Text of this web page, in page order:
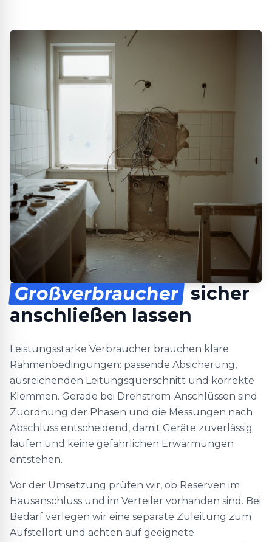
Großverbraucher sicher
anschließen lassen
Leistungsstarke Verbraucher brauchen klare
Rahmenbedingungen: passende Absicherung,
ausreichenden Leitungsquerschnitt und korrekte
Klemmen. Gerade bei Drehstrom-Anschlüssen sind
Zuordnung der Phasen und die Messungen nach
Abschluss entscheidend, damit Geräte zuverlässig
laufen und keine gefährlichen Erwärmungen
entstehen.
Vor der Umsetzung prüfen wir, ob Reserven im
Hausanschluss und im Verteiler vorhanden sind. Bei
Bedarf verlegen wir eine separate Zuleitung zum
Aufstellort und achten auf geeignete